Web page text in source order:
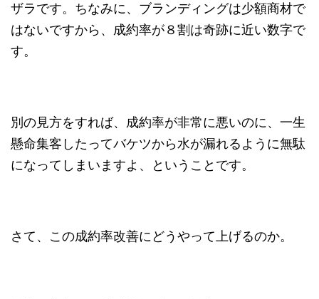
ザラです。ちなみに、ブランディングは少額商材で
はないですから、成約率が８割は奇跡に近い数字で
す。
別の見方をすれば、成約率が非常に悪いのに、一生
懸命集客したってバケツから水が漏れるように無駄
になってしまいますよ、ということです。
さて、この成約率改善にどうやって上げるのか。